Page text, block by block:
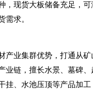
，现货大板储备充足，可
需求。
产业集群优势，打通从矿
业链，擅长水景、墓碑、
挂、水池压顶等产品加工